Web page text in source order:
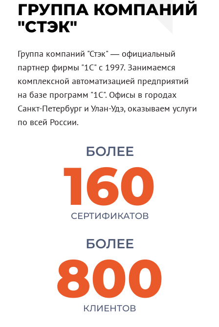
ГРУППА КОМПАНИЙ
"СТЭК"
Группа компаний "Стэк" — официальный
партнер фирмы "1С" с 1997. Занимаемся
комплексной автоматизацией предприятий
на базе программ "1С". Офисы в городах
Санкт-Петербург и Улан-Удэ, оказываем услуги
по всей России.
БОЛЕЕ
160
СЕРТИФИКАТОВ
БОЛЕЕ
800
КЛИЕНТОВ